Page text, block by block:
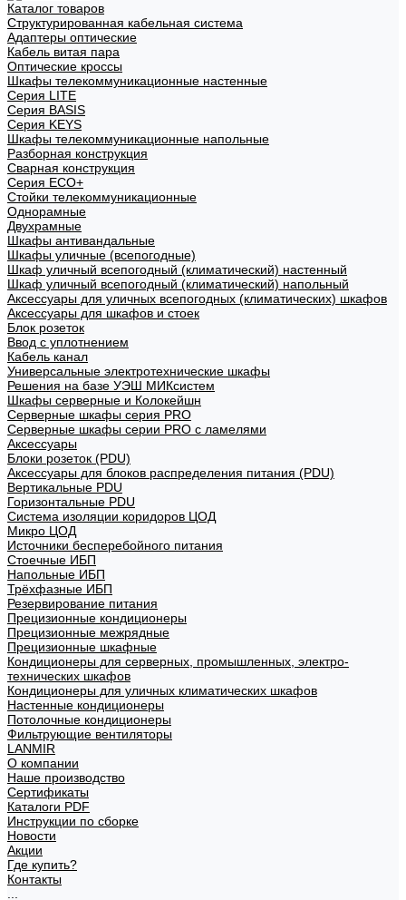
Каталог товаров
Структурированная кабельная система
Адаптеры оптические
Кабель витая пара
Оптические кроссы
Шкафы телекоммуникационные настенные
Cерия LITE
Cерия BASIS
Cерия KEYS
Шкафы телекоммуникационные напольные
Разборная конструкция
Сварная конструкция
Серия ECO+
Стойки телекоммуникационные
Однорамные
Двухрамные
Шкафы антивандальные
Шкафы уличные (всепогодные)
Шкаф уличный всепогодный (климатический) настенный
Шкаф уличный всепогодный (климатический) напольный
Аксессуары для уличных всепогодных (климатических) шкафов
Аксессуары для шкафов и стоек
Блок розеток
Ввод с уплотнением
Кабель канал
Универсальные электротехнические шкафы
Решения на базе УЭШ МИКсистем
Шкафы серверные и Колокейшн
Серверные шкафы серия PRO
Серверные шкафы серии PRO с ламелями
Аксессуары
Блоки розеток (PDU)
Аксессуары для блоков распределения питания (PDU)
Вертикальные PDU
Горизонтальные PDU
Система изоляции коридоров ЦОД
Микро ЦОД
Источники бесперебойного питания
Стоечные ИБП
Напольные ИБП
Трёхфазные ИБП
Резервирование питания
Прецизионные кондиционеры
Прецизионные межрядные
Прецизионные шкафные
Кондиционеры для серверных, промышленных, электро-
технических шкафов
Кондиционеры для уличных климатических шкафов
Настенные кондиционеры
Потолочные кондиционеры
Фильтрующие вентиляторы
LANMIR
О компании
Наше производство
Сертификаты
Каталоги PDF
Инструкции по сборке
Новости
Акции
Где купить?
Контакты